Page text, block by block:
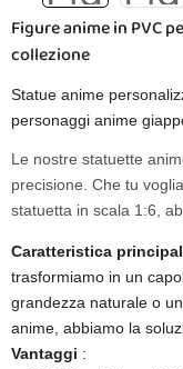
Figure anime in PVC
collezione
Statue anime
personaggi anime
Le nostre statuette
precisione. Che tu
statuetta in scala 1:6,
Caratteristica
trasformiamo in un
grandezza naturale o
anime, abbiamo la
Vantaggi :